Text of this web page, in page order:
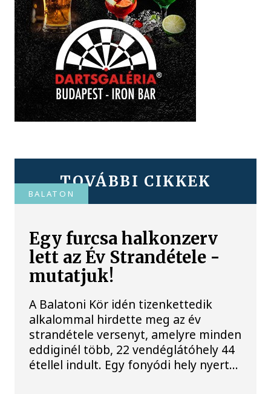
TOVÁBBI CIKKEK
BALATON
Egy furcsa halkonzerv
lett az Év Strandétele -
mutatjuk!
A Balatoni Kör idén tizenkettedik
alkalommal hirdette meg az év
strandétele versenyt, amelyre minden
eddiginél több, 22 vendéglátóhely 44
étellel indult. Egy fonyódi hely nyert...